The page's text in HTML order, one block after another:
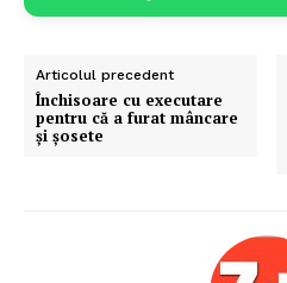
Articolul precedent
Închisoare cu executare
pentru că a furat mâncare
și șosete